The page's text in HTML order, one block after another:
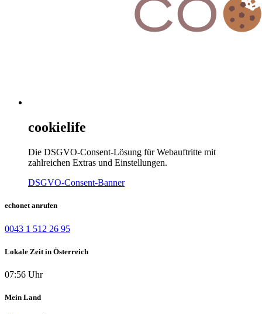
cookielife
Die DSGVO-Consent-Lösung für Webauftritte mit
zahlreichen Extras und Einstellungen.
DSGVO-Consent-Banner
echonet anrufen
0043 1 512 26 95
Lokale Zeit in Österreich
07:56 Uhr
Mein Land